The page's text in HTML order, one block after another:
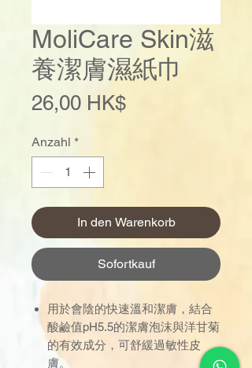
MoliCare Skin滋
養潔膚濕紙巾
26,00 HK$Preis
Anzahl *
In den Warenkorb
Sofortkauf
用於會陰的快速溫和潔膚，結合
酸鹼值pH5.5的潔膚泡沫與洋甘菊
的有效成分，可舒緩過敏性皮
膚。